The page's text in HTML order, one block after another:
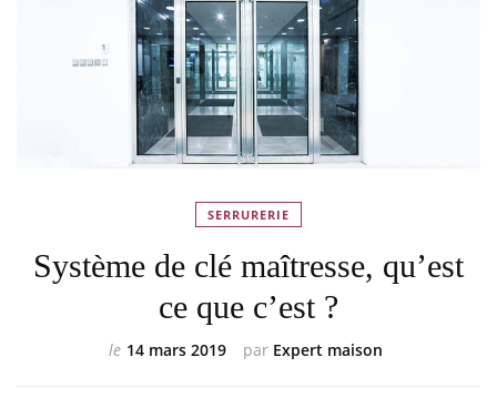
SERRURERIE
Système de clé maîtresse, qu’est
ce que c’est ?
par Expert maison
le 14 mars 2019